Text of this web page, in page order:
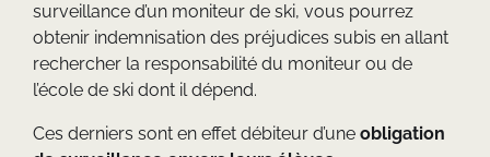
surveillance d’un moniteur de ski, vous pourrez
obtenir indemnisation des préjudices subis en allant
rechercher la responsabilité du moniteur ou de
l’école de ski dont il dépend.
Ces derniers sont en effet débiteur d’une obligation